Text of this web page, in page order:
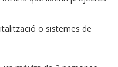
o sistemes de